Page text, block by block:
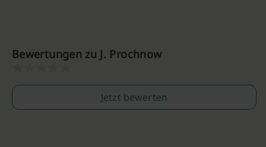
Bewertungen zu J. Prochnow
Jetzt bewerten